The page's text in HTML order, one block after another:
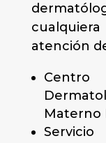
atención
Materno